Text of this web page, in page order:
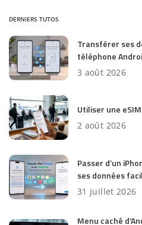
DERNIERS TUTOS
Transférer ses
téléphone
3 août 2026
Utiliser une
2 août 2026
Passer d’un
ses données
31 juillet 2026
Menu caché